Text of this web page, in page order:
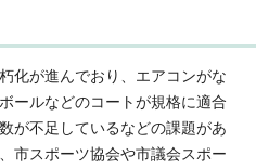
化が進んでおり、エアコンがな
ールなどのコートが規格に適合
が不足しているなどの課題があ
市スポーツ協会や市議会スポー